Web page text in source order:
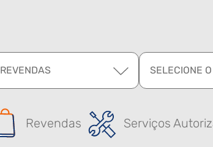
REVENDAS SELECIONE
Revendas Serviços